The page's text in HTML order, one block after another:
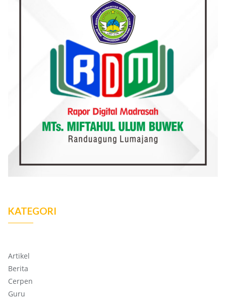
KATEGORI
Artikel
Berita
Cerpen
Guru